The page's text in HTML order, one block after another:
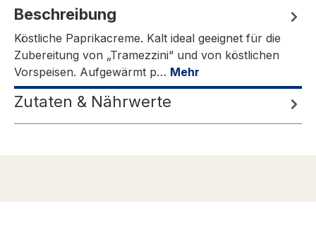
Beschreibung
Köstliche Paprikacreme. Kalt ideal geeignet für die
Zubereitung von „Tramezzini“ und von köstlichen
Vorspeisen. Aufgewärmt p… Mehr
Zutaten & Nährwerte